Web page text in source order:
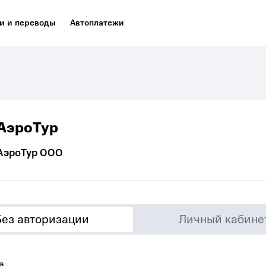
и переводы Автоплатежи
ООО
авторизации Личный